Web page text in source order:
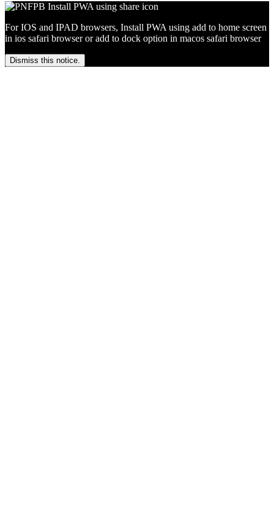
For IOS and IPAD browsers, Install PWA using add to home screen
in ios safari browser or add to dock option in macos safari browser
Dismiss this notice.